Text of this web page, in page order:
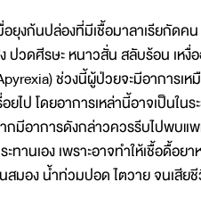
อยุงก้นปล่องที่มีเชื้อมาลาเรียกัดค
ปวดศีรษะ หนาวสั่น สลับร้อน เห
ช่วงนี้ผู้ป่วยจะมีอาการเ
อยไป โดยอาการเหล่านี้อาจเป็นใ
กมีอาการดังกล่าวควรรีบไปพบแ
ะทานเอง เพราะอาจทำให้เชื้อดื้อ
สมอง น้ำท่วมปอด ไตวาย จนเสีย